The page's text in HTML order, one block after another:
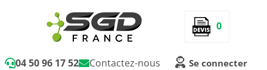
0
04 50 96 17 52 Contactez-nous Se connecter